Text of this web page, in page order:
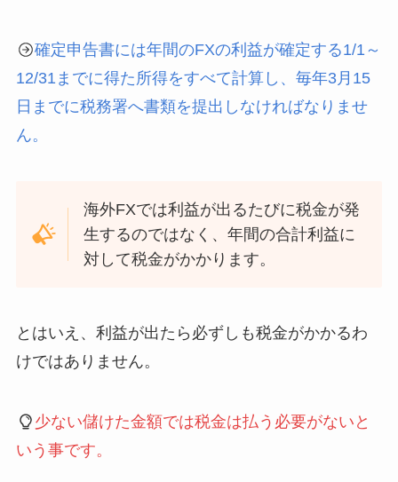
確定申告書には年間のFXの利益が確定する1/1～
12/31までに得た所得をすべて計算し、毎年3月15
日までに税務署へ書類を提出しなければなりませ
ん。
海外FXでは利益が出るたびに税金が発
生するのではなく、年間の合計利益に
対して税金がかかります。
とはいえ、利益が出たら必ずしも税金がかかるわ
けではありません。
少ない儲けた金額では税金は払う必要がないと
いう事です。